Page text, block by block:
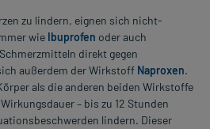
zu lindern, eignen sich nicht-
wie Ibuprofen oder auch
direkt gegen
außerdem der Wirkstoff Naproxen.
als die anderen beiden Wirkstoffe
– bis zu 12 Stunden
lindern. Dieser